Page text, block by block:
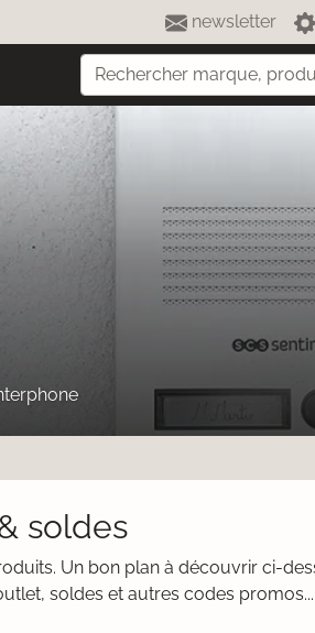
newsletter
soldes
Un bon plan à découvrir ci-
soldes et autres codes promos...